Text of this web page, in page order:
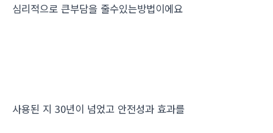
심리적으로 큰부담을 줄수있는방법이에요
사용된 지 30년이 넘었고 안전성과 효과를